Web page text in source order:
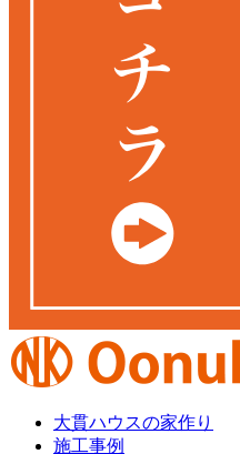
大貫ハウスの家作り
施工事例